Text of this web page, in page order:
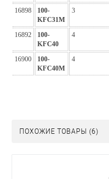
16898
100-
KFC31M
3
16892
100-
KFC40
4
16900
100-
KFC40M
4
ПОХОЖИЕ ТОВАРЫ (6)